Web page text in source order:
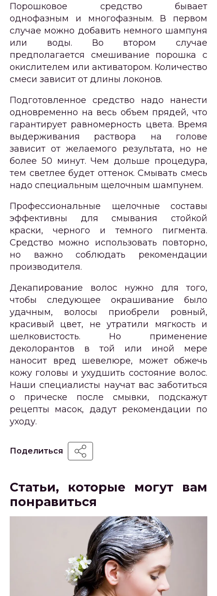
Порошковое средство бывает
однофазным и многофазным. В первом
случае можно добавить немного шампуня
или воды. Во втором случае
предполагается смешивание порошка с
окислителем или активатором. Количество
смеси зависит от длины локонов.
Подготовленное средство надо нанести
одновременно на весь объем прядей, что
гарантирует равномерность цвета. Время
выдерживания раствора на голове
зависит от желаемого результата, но не
более 50 минут. Чем дольше процедура,
тем светлее будет оттенок. Смывать смесь
надо специальным щелочным шампунем.
Профессиональные щелочные составы
эффективны для смывания стойкой
краски, черного и темного пигмента.
Средство можно использовать повторно,
но важно соблюдать рекомендации
производителя.
Декапирование волос нужно для того,
чтобы следующее окрашивание было
удачным, волосы приобрели ровный,
красивый цвет, не утратили мягкость и
шелковистость. Но применение
деколорантов в той или иной мере
наносит вред шевелюре, может обжечь
кожу головы и ухудшить состояние волос.
Наши специалисты научат вас заботиться
о прическе после смывки, подскажут
рецепты масок, дадут рекомендации по
уходу.
Поделиться
Статьи, которые могут вам
понравиться